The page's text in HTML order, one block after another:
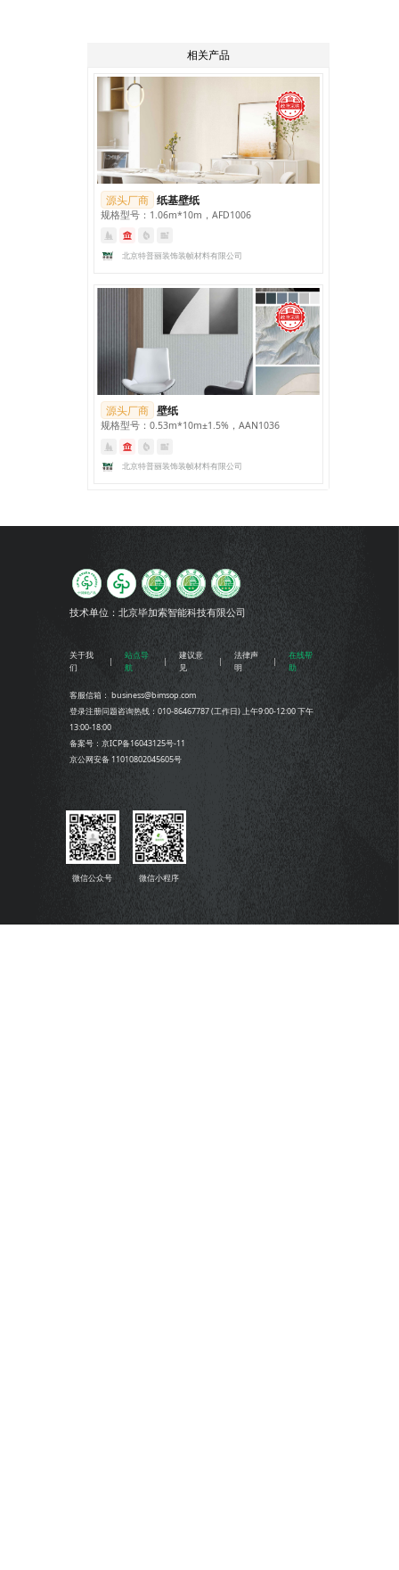
相关产品
源头厂商 纸基壁纸
规格型号：1.06m*10m，AFD1006
北京特普丽装饰装帧材料有限公司
源头厂商 壁纸
规格型号：0.53m*10m±1.5%，AAN1036
北京特普丽装饰装帧材料有限公司
技术单位：北京毕加索智能科技有限公司
关于我
们
站点导
航
建议意
见
法律声
明
在线帮
助
客服信箱： business@bimsop.com
登录注册问题咨询热线：010-86467787 (工作日) 上午9:00-12:00 下午
13:00-18:00
备案号：京ICP备16043125号-11
京公网安备 11010802045605号
微信公众号 微信小程序